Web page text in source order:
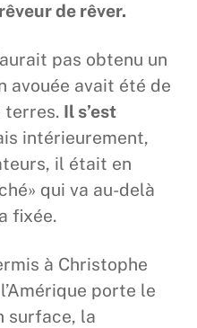
de rêver.
pas obtenu un
avouée avait été de
terres. Il s’est
intérieurement,
il était en
qui va au-delà
fixée.
à Christophe
porte le
surface, la